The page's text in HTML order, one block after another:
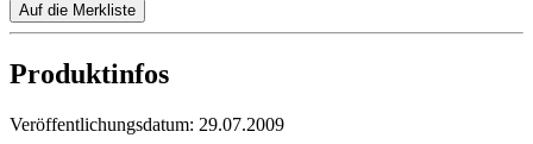
Auf die Merkliste
Produktinfos
Veröffentlichungsdatum: 29.07.2009